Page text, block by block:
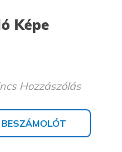
Képe
Hozzászólás